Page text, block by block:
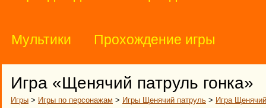
Мультики Прохождение игры
Игра «Щенячий патруль гонка»
Игры > Игры по персонажам > Игры Щенячий патруль > Игра